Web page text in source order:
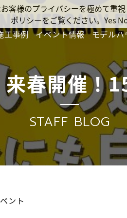
工事例 イベント情報 モデルハ
春開催！
STAFF BLOG
ント
客様のプライバシーを極めて重
ポリシーをご覧ください。 Yes